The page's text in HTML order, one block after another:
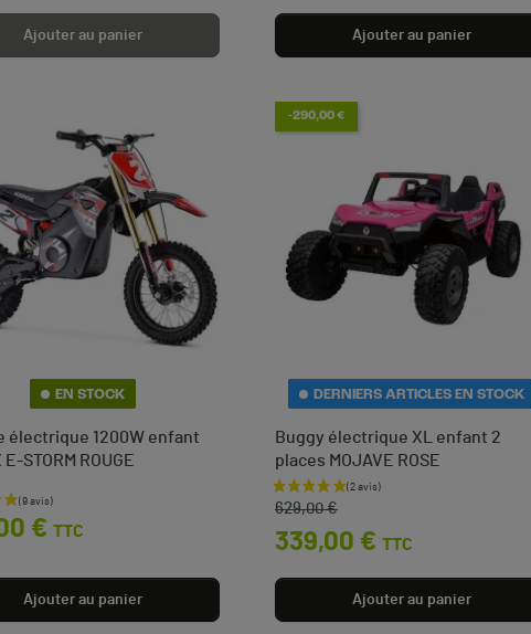
Ajouter au panier Ajouter au panier
EN STOCK
électrique 1200W enfant
E-STORM ROUGE
€ TTC
Ajouter au panier
-290,00 €
DERNIERS ARTICLES EN STOCK
Buggy électrique XL enfant 2
places MOJAVE ROSE
Prix de base
629,00 €
Prix
339,00 € TTC
Ajouter au panier